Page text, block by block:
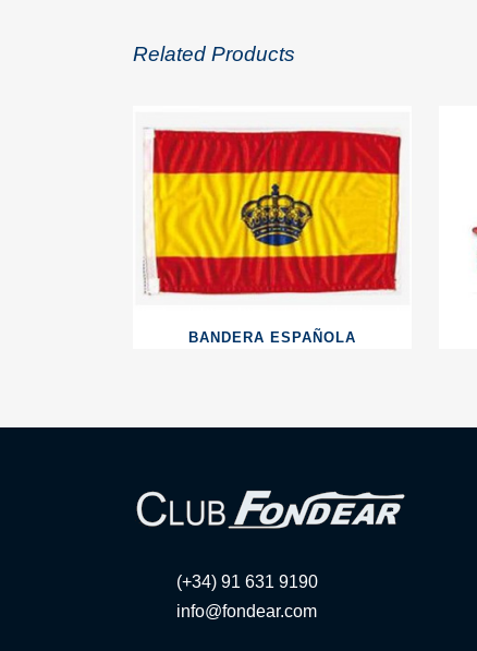
Related Products
BANDERA ESPAÑOLA
(+34) 91 631 9190
info@fondear.com